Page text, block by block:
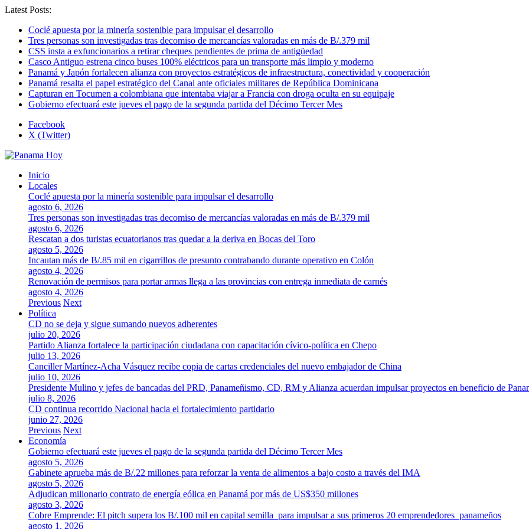
Latest Posts:
Coclé apuesta por la minería sostenible para impulsar el desarrollo
Tres personas son investigadas tras decomiso de mercancías valoradas en más de B/.379 mil
CSS insta a exfuncionarios a retirar cheques pendientes de prima de antigüedad
Casco Antiguo estrena cinco buses 100% eléctricos para un transporte más limpio y moderno
Panamá y Japón fortalecen alianza con proyectos estratégicos de infraestructura, conectividad y cooperación
Panamá resalta el papel estratégico del Canal ante oficiales militares de República Dominicana
Capturan en Tocumen a colombiana que intentaba viajar a Francia con droga oculta en su equipaje
Gobierno efectuará este jueves el pago de la segunda partida del Décimo Tercer Mes
Facebook
X (Twitter)
Inicio
Locales
Coclé apuesta por la minería sostenible para impulsar el desarrollo
agosto 6, 2026
Tres personas son investigadas tras decomiso de mercancías valoradas en más de B/.379 mil
agosto 6, 2026
Rescatan a dos turistas ecuatorianos tras quedar a la deriva en Bocas del Toro
agosto 5, 2026
Incautan más de B/.85 mil en cigarrillos de presunto contrabando durante operativo en Colón
agosto 4, 2026
Renovación de permisos para portar armas llega a las provincias con entrega inmediata de carnés
agosto 4, 2026
Previous Next
Política
CD no se deja y sigue sumando nuevos adherentes
julio 20, 2026
Partido Alianza fortalece la participación ciudadana con capacitación cívico-política en Chepo
julio 13, 2026
Canciller Martínez-Acha Vásquez recibe copia de cartas credenciales del nuevo embajador de China
julio 10, 2026
Presidente Mulino y jefes de bancadas del PRD, Panameñismo, CD, RM y Alianza acuerdan impulsar proyectos en beneficio de
julio 8, 2026
CD continua recorrido Nacional hacia el fortalecimiento partidario
junio 27, 2026
Previous Next
Economía
Gobierno efectuará este jueves el pago de la segunda partida del Décimo Tercer Mes
agosto 5, 2026
Gabinete aprueba más de B/.22 millones para reforzar la venta de alimentos a bajo costo a través del IMA
agosto 5, 2026
Adjudican millonario contrato de energía eólica en Panamá por más de US$350 millones
agosto 3, 2026
Cobre Emprende: El pitch supera los B/.100 mil en capital semilla para impulsar a sus primeros 20 emprendedores panameños
agosto 1, 2026